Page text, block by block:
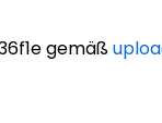
gemäß